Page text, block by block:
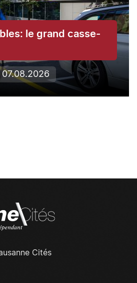
le grand casse-
Cités